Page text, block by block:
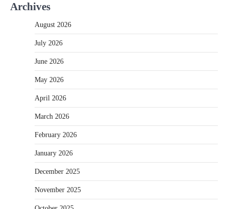
Archives
August 2026
July 2026
June 2026
May 2026
April 2026
March 2026
February 2026
January 2026
December 2025
November 2025